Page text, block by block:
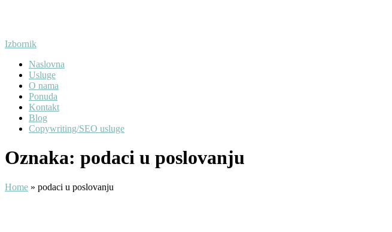
Izbornik
Naslovna
Usluge
O nama
Ponuda
Kontakt
Blog
Copywriting/SEO usluge
Oznaka: podaci u poslovanju
Home » podaci u poslovanju